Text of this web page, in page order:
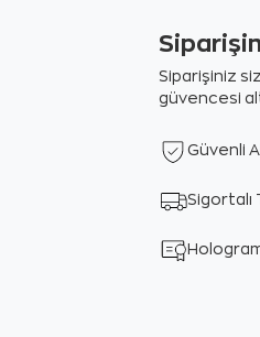
Siparişiniz
güvencesi
Güvenli
Sigortalı